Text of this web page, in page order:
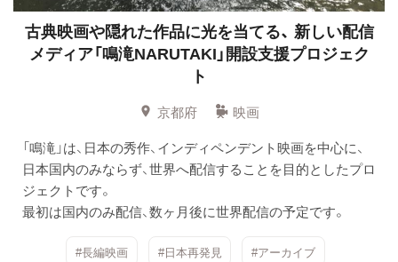
古典映画や隠れた作品に光を当てる、 新しい配信
メディア「鳴滝NARUTAKI」開設支援プロジェク
ト
京都府
映画
「鳴滝」は、日本の秀作、インディペンデント映画を中心に、
日本国内のみならず、世界へ配信することを目的としたプロ
ジェクトです。
最初は国内のみ配信、数ヶ月後に世界配信の予定です。
#長編映画 #日本再発見 #アーカイブ